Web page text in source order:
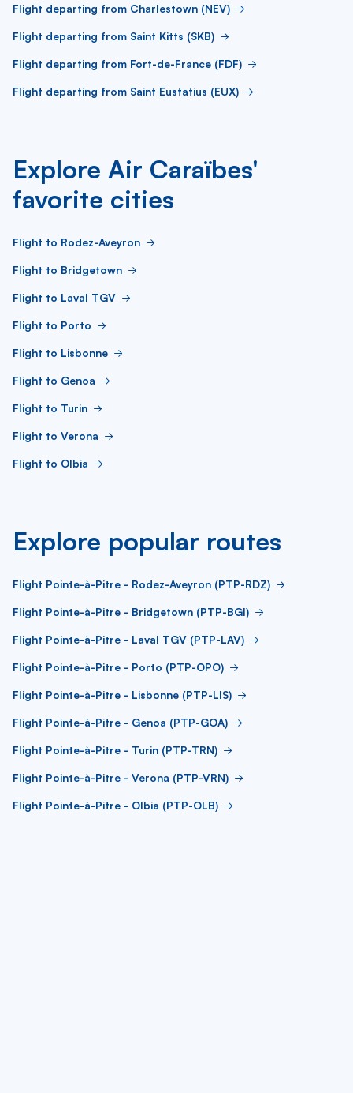
Flight departing from Charlestown (NEV)
Flight departing from Saint Kitts (SKB)
Flight departing from Fort-de-France (FDF)
Flight departing from Saint Eustatius (EUX)
Explore Air Caraïbes'
favorite cities
Flight to Rodez-Aveyron
Flight to Bridgetown
Flight to Laval TGV
Flight to Porto
Flight to Lisbonne
Flight to Genoa
Flight to Turin
Flight to Verona
Flight to Olbia
Explore popular routes
Flight Pointe-à-Pitre - Rodez-Aveyron (PTP-RDZ)
Flight Pointe-à-Pitre - Bridgetown (PTP-BGI)
Flight Pointe-à-Pitre - Laval TGV (PTP-LAV)
Flight Pointe-à-Pitre - Porto (PTP-OPO)
Flight Pointe-à-Pitre - Lisbonne (PTP-LIS)
Flight Pointe-à-Pitre - Genoa (PTP-GOA)
Flight Pointe-à-Pitre - Turin (PTP-TRN)
Flight Pointe-à-Pitre - Verona (PTP-VRN)
Flight Pointe-à-Pitre - Olbia (PTP-OLB)